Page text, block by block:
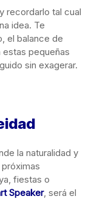
recordarlo tal cual
idea. Te
el balance de
pequeñas
sin exagerar.
la naturalidad y
fiestas o
Speaker, será el